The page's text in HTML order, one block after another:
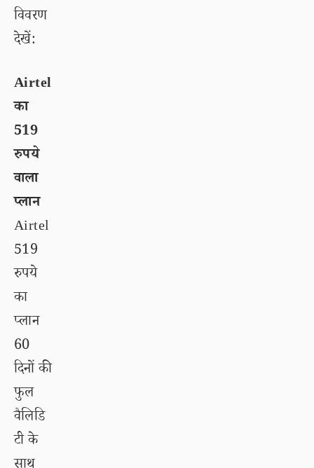
विवरण
देखें:
Airtel
का
519
रुपये
वाला
प्लान
Airtel
519
रुपये
का
प्लान
60
दिनों की
फुल
वैलिडि
टी के